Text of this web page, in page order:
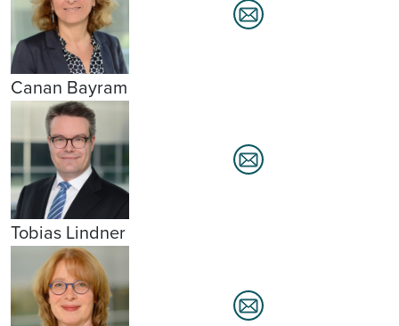
Canan Bayram
Tobias Lindner